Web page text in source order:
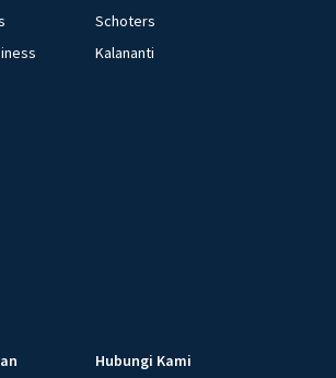
Schoters
Kalananti
Hubungi Kami